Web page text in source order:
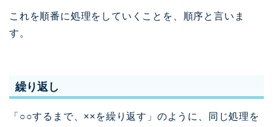
これを順番に処理をしていくことを、順序と言いま
す。
繰り返し
「○○するまで、××を繰り返す」のように、同じ処理を